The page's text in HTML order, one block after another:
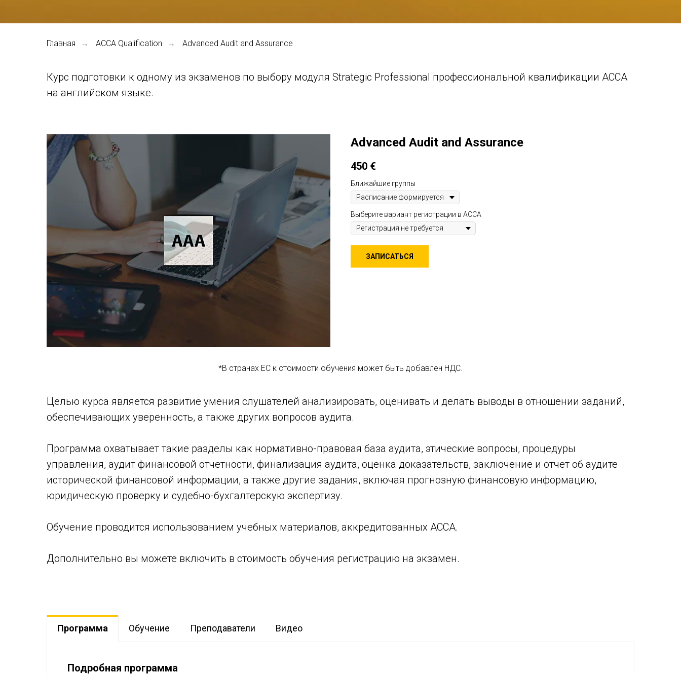
Главная → ACCA Qualification → Advanced Audit and Assurance
Курс подготовки к одному из экзаменов по выбору модуля Strategic Professional профессиональной квалификации АССА
на английском языке.
Advanced Audit and Assurance
450 €
Ближайшие группы
Выберите вариант регистрации в ACCA
ЗАПИСАТЬСЯ
*В странах ЕС к стоимости обучения может быть добавлен НДС.
Целью курса является развитие умения слушателей анализировать, оценивать и делать выводы в отношении заданий,
обеспечивающих уверенность, а также других вопросов аудита.
Программа охватывает такие разделы как нормативно-правовая база аудита, этические вопросы, процедуры
управления, аудит финансовой отчетности, финализация аудита, оценка доказательств, заключение и отчет об аудите
исторической финансовой информации, а также другие задания, включая прогнозную финансовую информацию,
юридическую проверку и судебно-бухгалтерскую экспертизу.
Обучение проводится использованием учебных материалов, аккредитованных АССА.
Дополнительно вы можете включить в стоимость обучения регистрацию на экзамен.
Программа Обучение Преподаватели Видео
Подробная программа